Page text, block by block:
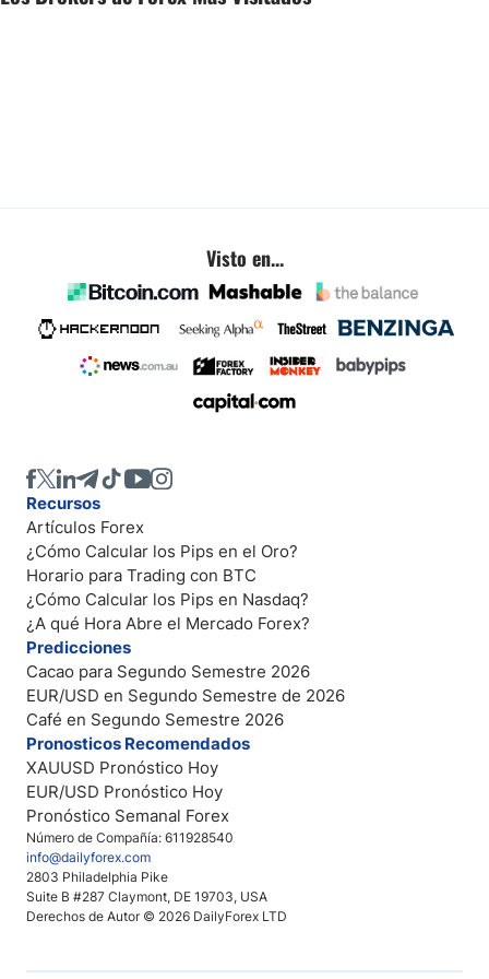
Visto en...
Número de Compañía: 611928540
info@dailyforex.com
2803 Philadelphia Pike
Suite B #287 Claymont, DE 19703, USA
Derechos de Autor © 2026 DailyForex LTD
Recursos
Artículos Forex
¿Cómo Calcular los Pips en el Oro?
Horario para Trading con BTC
¿Cómo Calcular los Pips en Nasdaq?
¿A qué Hora Abre el Mercado Forex?
Predicciones
Cacao para Segundo Semestre 2026
EUR/USD en Segundo Semestre de 2026
Café en Segundo Semestre 2026
Pronosticos Recomendados
XAUUSD Pronóstico Hoy
EUR/USD Pronóstico Hoy
Pronóstico Semanal Forex